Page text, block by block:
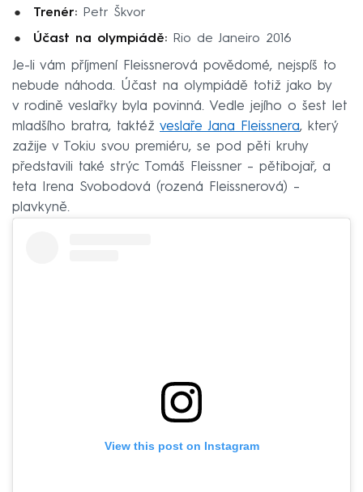
Trenér: Petr Škvor
Účast na olympiádě:Rio de Janeiro 2016
Je-li vám příjmení Fleissnerová povědomé, nejspíš to
nebude náhoda. Účast na olympiádě totiž jako by
v rodině veslařky byla povinná. Vedle jejího o šest let
mladšího bratra, taktéž veslaře Jana Fleissnera, který
zažije v Tokiu svou premiéru, se pod pěti kruhy
představili také strýc Tomáš Fleissner – pětibojař, a
teta Irena Svobodová (rozená Fleissnerová) –
plavkyně.
View this post on Instagram